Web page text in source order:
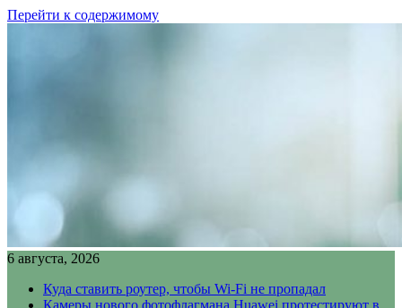
Перейти к содержимому
6 августа, 2026
Куда ставить роутер, чтобы Wi-Fi не пропадал
Камеры нового фотофлагмана Huawei протестируют в